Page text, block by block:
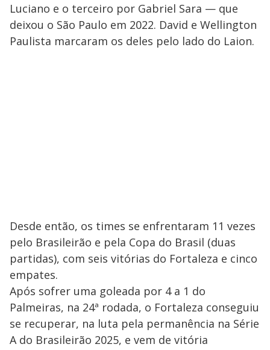
Luciano e o terceiro por Gabriel Sara — que
deixou o São Paulo em 2022. David e Wellington
Paulista marcaram os deles pelo lado do Laion.
Desde então, os times se enfrentaram 11 vezes
pelo Brasileirão e pela Copa do Brasil (duas
partidas), com seis vitórias do Fortaleza e cinco
empates.
Após sofrer uma goleada por 4 a 1 do
Palmeiras, na 24ª rodada, o Fortaleza conseguiu
se recuperar, na luta pela permanência na Série
A do Brasileirão 2025, e vem de vitória